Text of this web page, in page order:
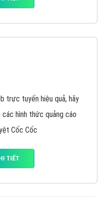
uy tín, chuyên nghiệp tại
hàng. VietAds xin giới
thiết kế Viet